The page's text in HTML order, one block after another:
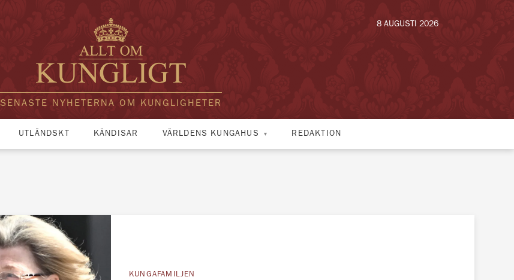
SENASTE NYHETERNA OM KUNGLIGHETER
8 AUGUSTI 2026
UTLÄNDSKT KÄNDISAR VÄRLDENS KUNGAHUS REDAKTION
KUNGAFAMILJEN